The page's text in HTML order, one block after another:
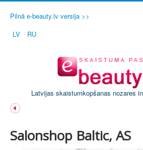
Pilnā e-beauty.lv versija >>
LV
RU
Latvijas skaistumkopšanas nozares
Salonshop Baltic, AS